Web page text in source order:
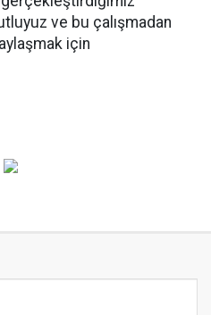
ve bu çalışmadan
için